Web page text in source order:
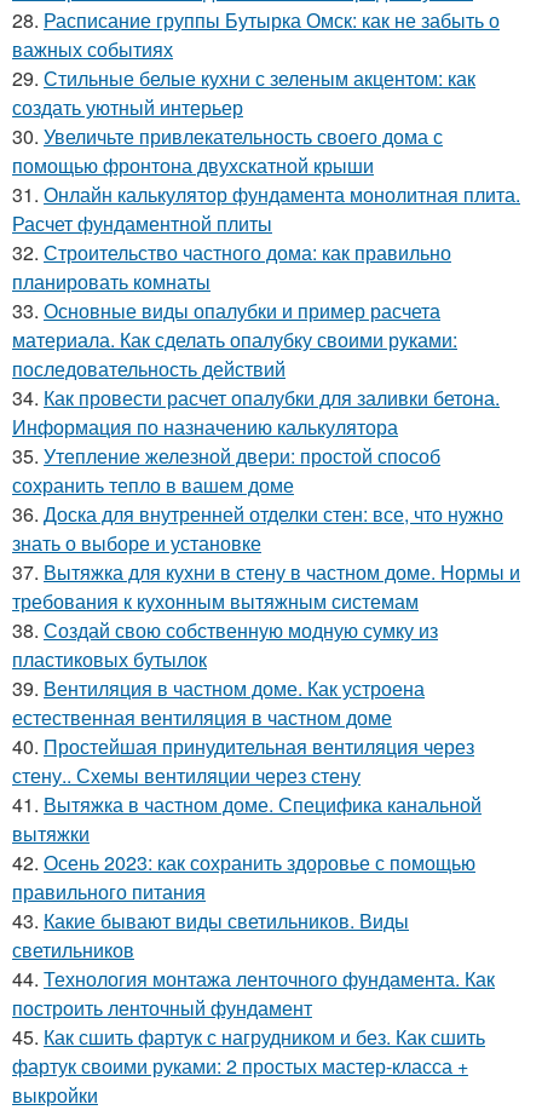
28. Расписание группы Бутырка Омск: как не забыть о
важных событиях
29. Стильные белые кухни с зеленым акцентом: как
создать уютный интерьер
30. Увеличьте привлекательность своего дома с
помощью фронтона двухскатной крыши
31. Онлайн калькулятор фундамента монолитная плита.
Расчет фундаментной плиты
32. Строительство частного дома: как правильно
планировать комнаты
33. Основные виды опалубки и пример расчета
материала. Как сделать опалубку своими руками:
последовательность действий
34. Как провести расчет опалубки для заливки бетона.
Информация по назначению калькулятора
35. Утепление железной двери: простой способ
сохранить тепло в вашем доме
36. Доска для внутренней отделки стен: все, что нужно
знать о выборе и установке
37. Вытяжка для кухни в стену в частном доме. Нормы и
требования к кухонным вытяжным системам
38. Создай свою собственную модную сумку из
пластиковых бутылок
39. Вентиляция в частном доме. Как устроена
естественная вентиляция в частном доме
40. Простейшая принудительная вентиляция через
стену.. Схемы вентиляции через стену
41. Вытяжка в частном доме. Специфика канальной
вытяжки
42. Осень 2023: как сохранить здоровье с помощью
правильного питания
43. Какие бывают виды светильников. Виды
светильников
44. Технология монтажа ленточного фундамента. Как
построить ленточный фундамент
45. Как сшить фартук с нагрудником и без. Как сшить
фартук своими руками: 2 простых мастер-класса +
выкройки